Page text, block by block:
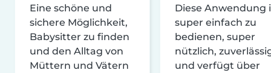
Eine schöne und
sichere Möglichkeit,
Babysitter zu finden
und den Alltag von
Müttern und Vätern
Diese Anwendung
super einfach zu
bedienen, super
nützlich,
und verfügt über